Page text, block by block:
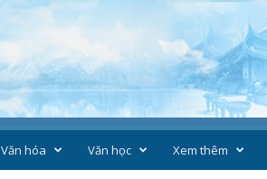
Văn hóa Văn học Xem thêm